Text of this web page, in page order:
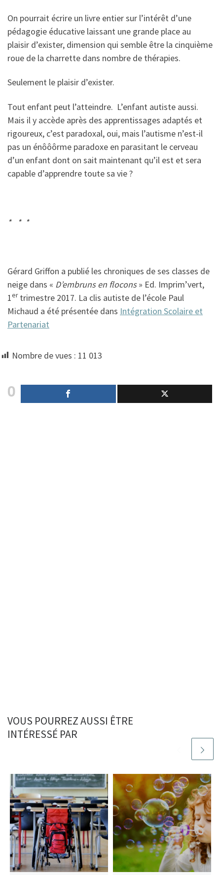
On pourrait écrire un livre entier sur l’intérêt d’une
pédagogie éducative laissant une grande place au
plaisir d’exister, dimension qui semble être la cinquième
roue de la charrette dans nombre de thérapies.
Seulement le plaisir d’exister.
Tout enfant peut l’atteindre. L’enfant autiste aussi.
Mais il y accède après des apprentissages adaptés et
rigoureux, c’est paradoxal, oui, mais l’autisme n’est-il
pas un énôôôrme paradoxe en parasitant le cerveau
d’un enfant dont on sait maintenant qu’il est et sera
capable d’apprendre toute sa vie ?
* * *
Gérard Griffon a publié les chroniques de ses classes de
neige dans « D’embruns en flocons» Ed. Imprim’vert,
1ertrimestre 2017. La clis autiste de l’école Paul
Michaud a été présentée dans Intégration Scolaire et
Partenariat
Nombre de vues : 11 013
0
VOUS POURREZ AUSSI ÊTRE
INTÉRESSÉ PAR